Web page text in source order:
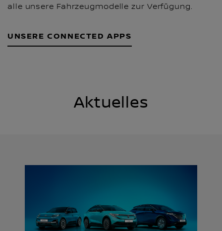
alle unsere Fahrzeugmodelle zur Verfügung.
UNSERE CONNECTED APPS
Aktuelles